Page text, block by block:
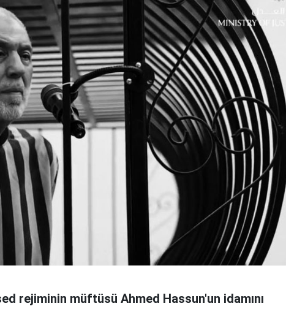
rejiminin müftüsü Ahmed Hassun'un idamını